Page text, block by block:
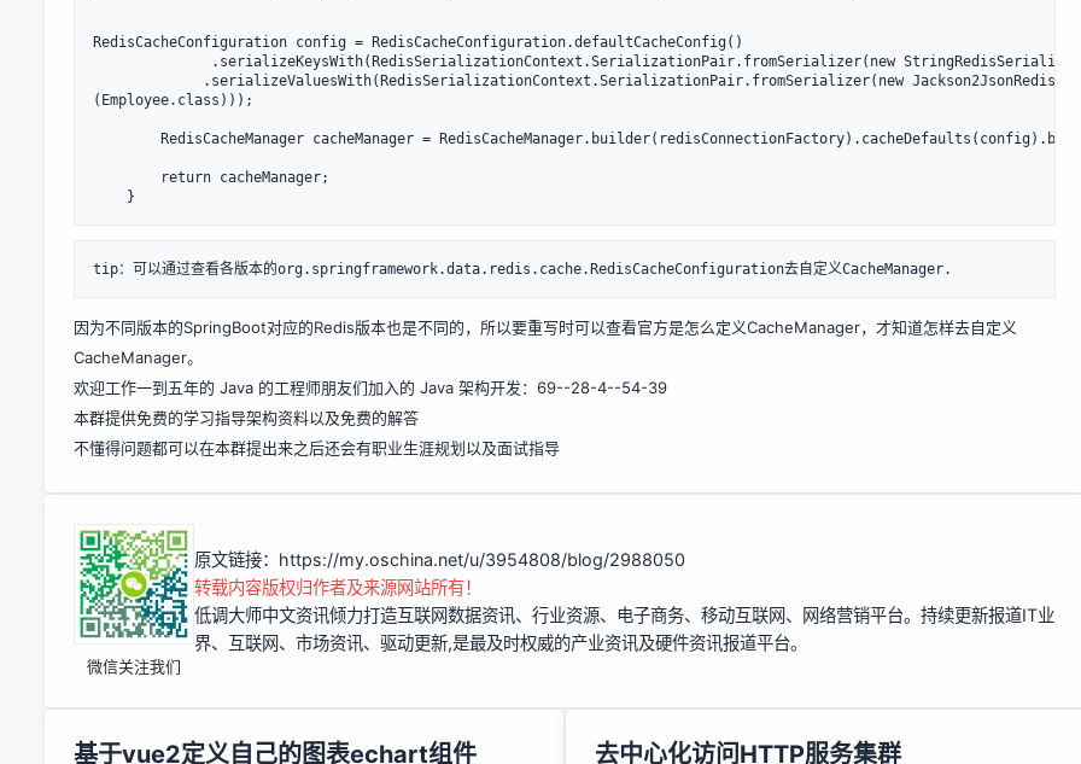
RedisCacheConfiguration config = RedisCacheConfiguration.defaultCacheConfig()
.serializeKeysWith(RedisSerializationContext.SerializationPair.fromSerializer(new
.serializeValuesWith(RedisSerializationContext.SerializationPair.fromSerializer(new
(Employee.class)));
RedisCacheManager cacheManager =
return cacheManager;
tip：可以通过查看各版本的org.springframework.data.redis.cache.RedisCacheConfiguration去自定义CacheManager.
因为不同版本的SpringBoot对应的Redis版本也是不同的，所以要重写时可以查看官方是怎么定义CacheManager，才知道怎样去自定义
CacheManager。
欢迎工作一到五年的 Java 的工程师朋友们加入的 Java 架构开发：69--28-4--54-39
本群提供免费的学习指导架构资料以及免费的解答
不懂得问题都可以在本群提出来之后还会有职业生涯规划以及面试指导
微信关注我们
原文链接： https://my.oschina.net/u/3954808/blog/2988050
转载内容版权归作者及来源网站所有！
低调大师中文资讯倾力打造互联网数据资讯、行业资源、电子商务、移动互联网、网络营销平台。持续更新报道IT业
界、互联网、市场资讯、驱动更新,是最及时权威的产业资讯及硬件资讯报道平台。
基于vue2定义自己的图表echart组件 去中心化访问HTTP服务集群